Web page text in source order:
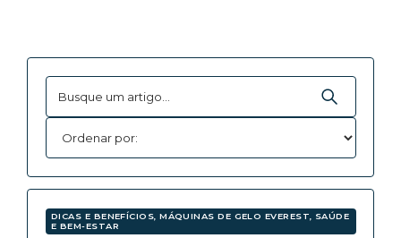
DICAS E BENEFÍCIOS, MÁQUINAS DE GELO EVEREST, SAÚDE
E BEM-ESTAR